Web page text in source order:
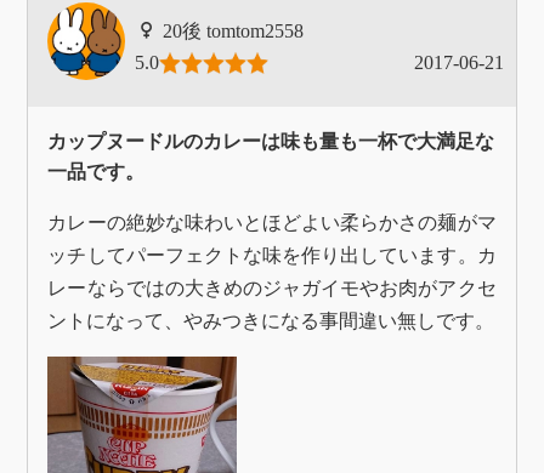
tomtom2558
5.0
2017-06-21
カップヌードルのカレーは味も量も一杯で大満足な
一品です。
カレーの絶妙な味わいとほどよい柔らかさの麺がマ
ッチしてパーフェクトな味を作り出しています。カ
レーならではの大きめのジャガイモやお肉がアクセ
ントになって、やみつきになる事間違い無しです。